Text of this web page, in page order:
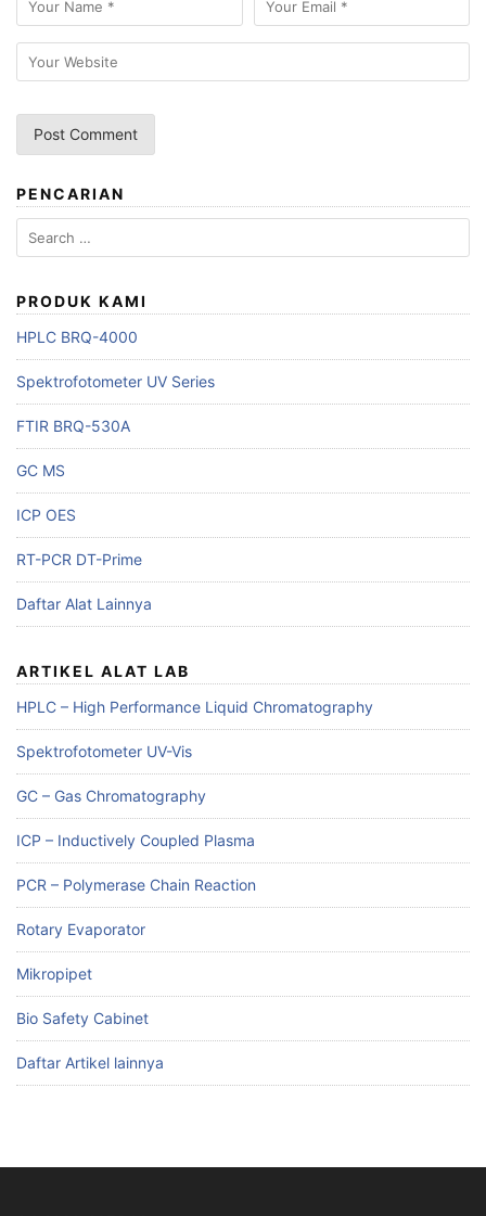
PENCARIAN
Search
for:
PRODUK KAMI
HPLC BRQ-4000
Spektrofotometer UV Series
FTIR BRQ-530A
GC MS
ICP OES
RT-PCR DT-Prime
Daftar Alat Lainnya
ARTIKEL ALAT LAB
HPLC – High Performance Liquid Chromatography
Spektrofotometer UV-Vis
GC – Gas Chromatography
ICP – Inductively Coupled Plasma
PCR – Polymerase Chain Reaction
Rotary Evaporator
Mikropipet
Bio Safety Cabinet
Daftar Artikel lainnya